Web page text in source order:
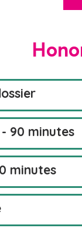
90 minutes
minutes